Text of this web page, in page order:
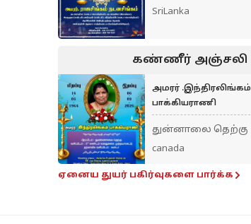
SriLanka
கண்ணீர் அஞ்சலி
அமரர் .இந்திரலிங்கம்
பாக்கியராணி
துன்னாலை தெற்கு
canada
ஏனைய துயர் பகிர்வுகளை பார்க்க